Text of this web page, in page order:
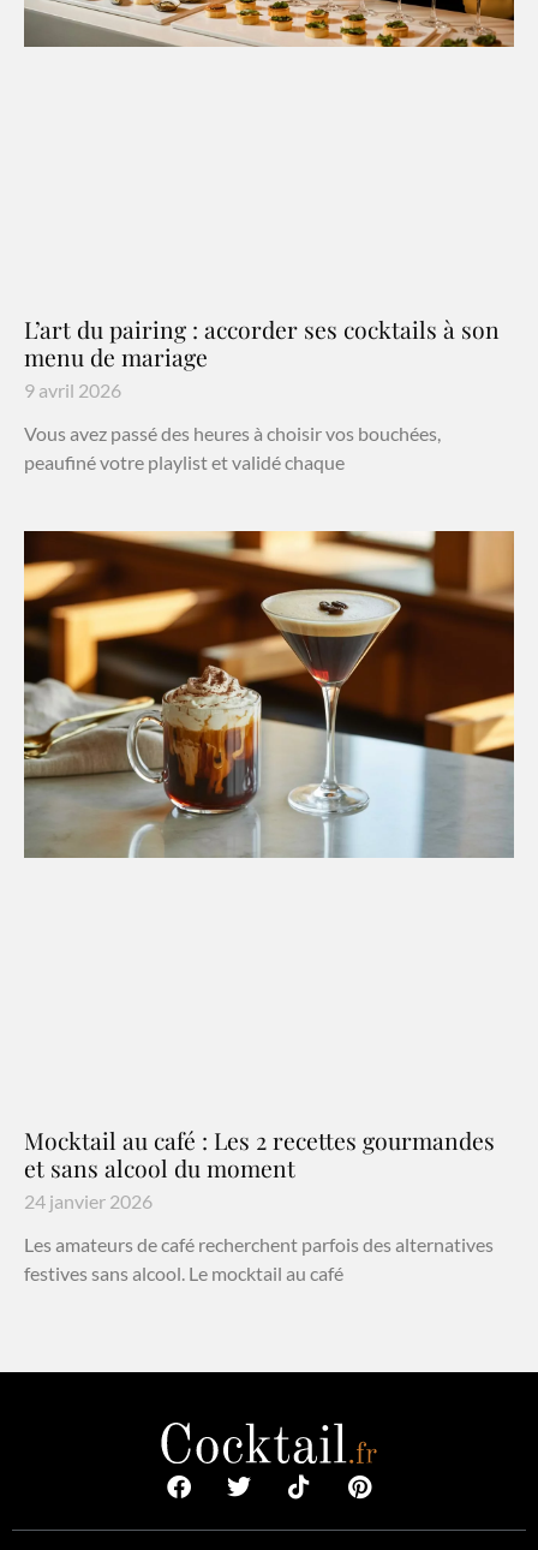
L’art du pairing : accorder ses cocktails à son
menu de mariage
9 avril 2026
Vous avez passé des heures à choisir vos bouchées,
peaufiné votre playlist et validé chaque
Mocktail au café : Les 2 recettes gourmandes
et sans alcool du moment
24 janvier 2026
Les amateurs de café recherchent parfois des alternatives
festives sans alcool. Le mocktail au café